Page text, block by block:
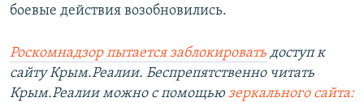
боевые действия возобновились.
Роскомнадзор пытается заблокировать доступ к
сайту Крым.Реалии. Беспрепятственно читать
Крым.Реалии можно с помощью зеркального сайта: